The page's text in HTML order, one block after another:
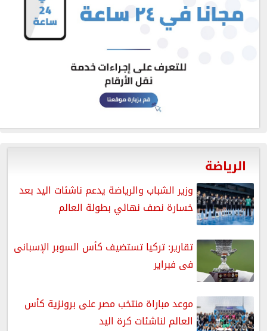
الرياضة
وزير الشباب والرياضة يدعم ناشئات اليد بعد
خسارة نصف نهائي بطولة العالم
تقارير: تركيا تستضيف كأس السوبر الإسبانى
فى فبراير
موعد مباراة منتخب مصر على برونزية كأس
العالم لناشئات كرة اليد